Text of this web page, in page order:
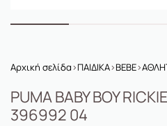
Αρχική σελίδα›ΠΑΙΔΙΚΑ›BEBE›
PUMA BABY BOY
396992 04